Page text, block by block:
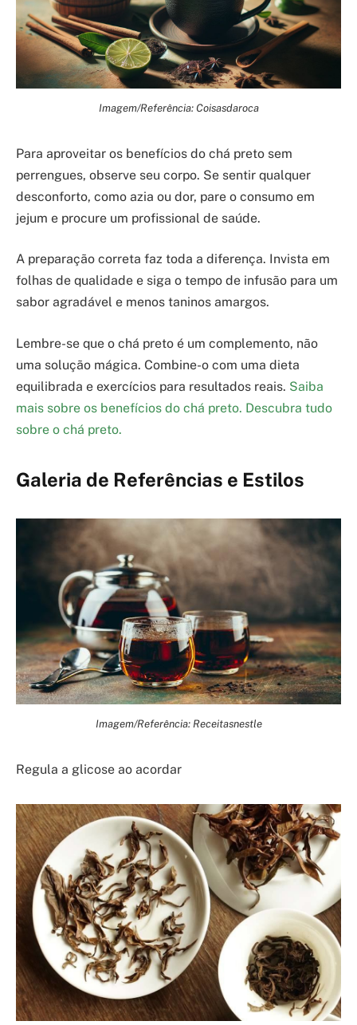
Imagem/Referência: Coisasdaroca
Para aproveitar os benefícios do chá preto sem
perrengues, observe seu corpo. Se sentir qualquer
desconforto, como azia ou dor, pare o consumo em
jejum e procure um profissional de saúde.
A preparação correta faz toda a diferença. Invista em
folhas de qualidade e siga o tempo de infusão para um
sabor agradável e menos taninos amargos.
Lembre-se que o chá preto é um complemento, não
uma solução mágica. Combine-o com uma dieta
equilibrada e exercícios para resultados reais. Saiba
mais sobre os benefícios do chá preto. Descubra tudo
sobre o chá preto.
Galeria de Referências e Estilos
Imagem/Referência: Receitasnestle
Regula a glicose ao acordar